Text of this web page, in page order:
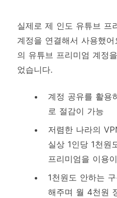
실제로 제 인도 유튜브 프
계정을 연결해서 사용했
의 유튜브 프리미엄 계정
었습니다.
계정 공유를 활용
로 절감이 가능
저렴한 나라의
실상 1인당 1천원
프리미엄을 이용
1천원도 안하는
해주며 월 4천원